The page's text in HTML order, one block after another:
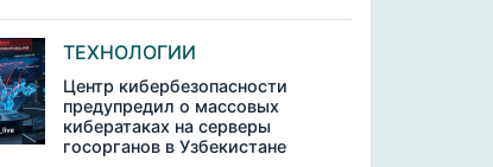
ТЕХНОЛОГИИ
Центр кибербезопасности
предупредил о массовых
кибератаках на серверы
госорганов в Узбекистане